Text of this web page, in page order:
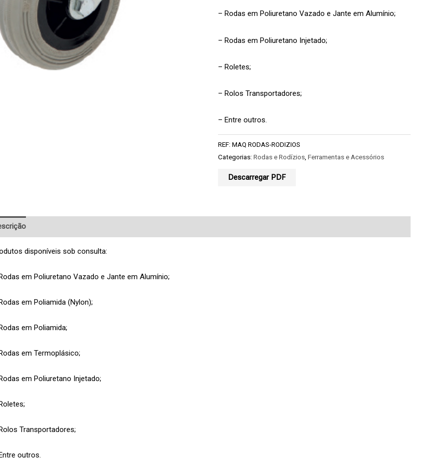
– Rodas em Poliuretano Vazado e Jante em Alumínio;
– Rodas em Poliuretano Injetado;
– Roletes;
– Rolos Transportadores;
– Entre outros.
REF:MAQ RODAS-RODIZIOS
Categorias:Rodas e Rodízios ,Ferramentas e Acessórios
Descarregar PDF
disponíveis sob consulta:
em Poliuretano Vazado e Jante em Alumínio;
em Poliamida (Nylon);
em Poliamida;
em Termoplásico;
em Poliuretano Injetado;
Transportadores;
outros.